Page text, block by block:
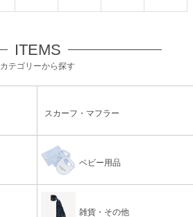
ITEMS
カテゴリーから探す
スカーフ・マフラー
ベビー用品
雑貨・その他